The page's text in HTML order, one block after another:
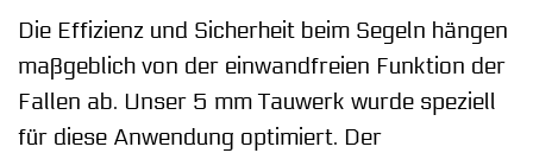
Die Effizienz und Sicherheit beim Segeln hängen
maßgeblich von der einwandfreien Funktion der
Fallen ab. Unser 5 mm Tauwerk wurde speziell
für diese Anwendung optimiert. Der